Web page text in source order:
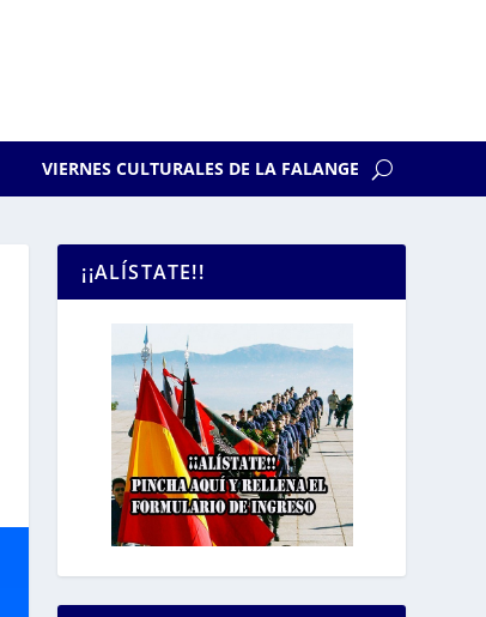
VIERNES CULTURALES DE LA FALANGE
¡¡ALÍSTATE!!